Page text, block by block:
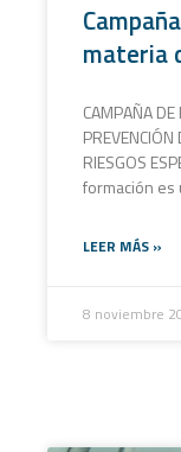
materia
CAMPAÑA
RIESGOS
formación
LEER MÁS »
8 noviembre